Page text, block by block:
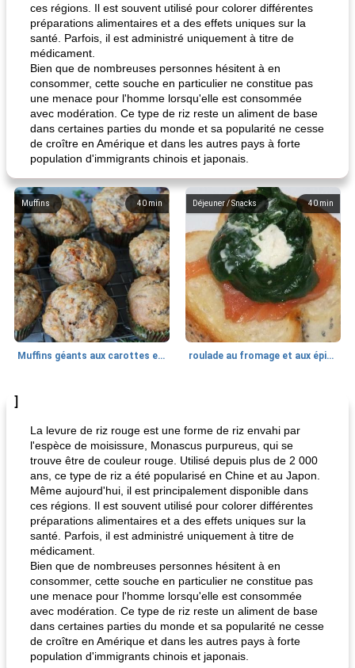
ces régions. Il est souvent utilisé pour colorer différentes
préparations alimentaires et a des effets uniques sur la
santé. Parfois, il est administré uniquement à titre de
médicament.
Bien que de nombreuses personnes hésitent à en
consommer, cette souche en particulier ne constitue pas
une menace pour l'homme lorsqu'elle est consommée
avec modération. Ce type de riz reste un aliment de base
dans certaines parties du monde et sa popularité ne cesse
de croître en Amérique et dans les autres pays à forte
population d'immigrants chinois et japonais.
40 min
Muffins
Muffins géants aux carottes et à la banane de Nif
40 min
Déjeuner / Snacks
roulade au fromage et aux épinards
fiesta tostadas
]
La levure de riz rouge est une forme de riz envahi par
l'espèce de moisissure, Monascus purpureus, qui se
trouve être de couleur rouge. Utilisé depuis plus de 2 000
ans, ce type de riz a été popularisé en Chine et au Japon.
Même aujourd'hui, il est principalement disponible dans
ces régions. Il est souvent utilisé pour colorer différentes
préparations alimentaires et a des effets uniques sur la
santé. Parfois, il est administré uniquement à titre de
médicament.
Bien que de nombreuses personnes hésitent à en
consommer, cette souche en particulier ne constitue pas
une menace pour l'homme lorsqu'elle est consommée
avec modération. Ce type de riz reste un aliment de base
dans certaines parties du monde et sa popularité ne cesse
de croître en Amérique et dans les autres pays à forte
population d'immigrants chinois et japonais.